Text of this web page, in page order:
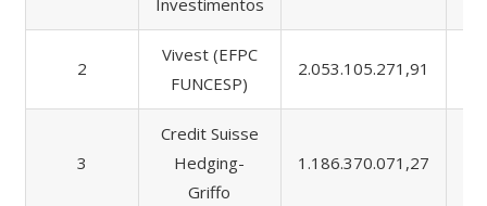
2
Vivest (EFPC
FUNCESP)
2.053.105.271,91
3
Credit Suisse
Hedging-
Griffo
1.186.370.071,27